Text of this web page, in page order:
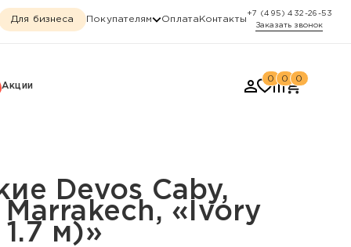
Для бизнеса Покупателям Оплата Контакты
+7 (495) 432-26-53
Заказать звонок
Акции
0 0 0
«Ivory 12801 (1.2 х 1.7
Devos Caby,
«Ivory
1.7 м)»